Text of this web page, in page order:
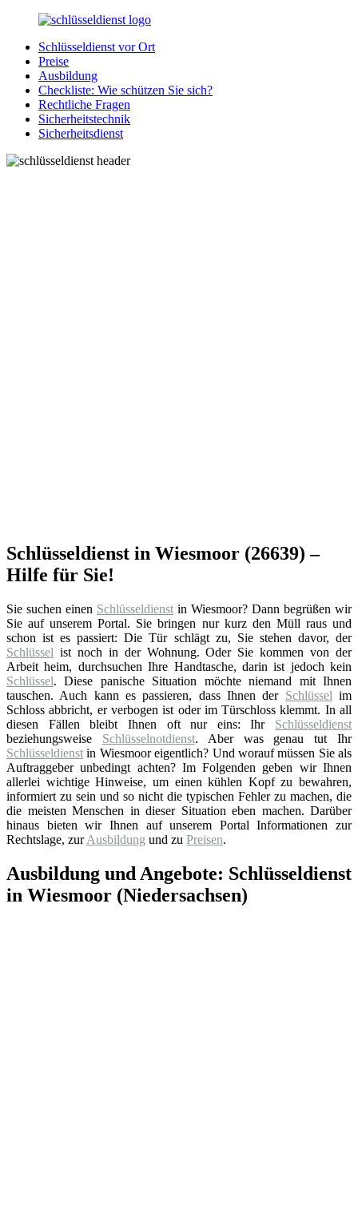
Zurück
Inhalt
SchluesseldienstDirekt.de
Ihre
Notlage
wird
gelöst!
Schlüsseldienst vor Ort
Preise
Ausbildung
Checkliste: Wie schützen Sie sich?
Rechtliche Fragen
Sicherheitstechnik
Sicherheitsdienst
Schlüsseldienst in Wiesmoor (26639) –
Hilfe für Sie!
Sie suchen einen Schlüsseldienst in Wiesmoor? Dann begrüßen wir
Sie auf unserem Portal. Sie bringen nur kurz den Müll raus und
schon ist es passiert: Die Tür schlägt zu, Sie stehen davor, der
Schlüssel ist noch in der Wohnung. Oder Sie kommen von der
Arbeit heim, durchsuchen Ihre Handtasche, darin ist jedoch kein
Schlüssel. Diese panische Situation möchte niemand mit Ihnen
tauschen. Auch kann es passieren, dass Ihnen der Schlüssel im
Schloss abbricht, er verbogen ist oder im Türschloss klemmt. In all
diesen Fällen bleibt Ihnen oft nur eins: Ihr Schlüsseldienst
beziehungsweise Schlüsselnotdienst. Aber was genau tut Ihr
Schlüsseldienst in Wiesmoor eigentlich? Und worauf müssen Sie als
Auftraggeber unbedingt achten? Im Folgenden geben wir Ihnen
allerlei wichtige Hinweise, um einen kühlen Kopf zu bewahren,
informiert zu sein und so nicht die typischen Fehler zu machen, die
die meisten Menschen in dieser Situation eben machen. Darüber
hinaus bieten wir Ihnen auf unserem Portal Informationen zur
Rechtslage, zurAusbildung und zu Preisen.
Ausbildung und Angebote: Schlüsseldienst
in Wiesmoor (Niedersachsen)